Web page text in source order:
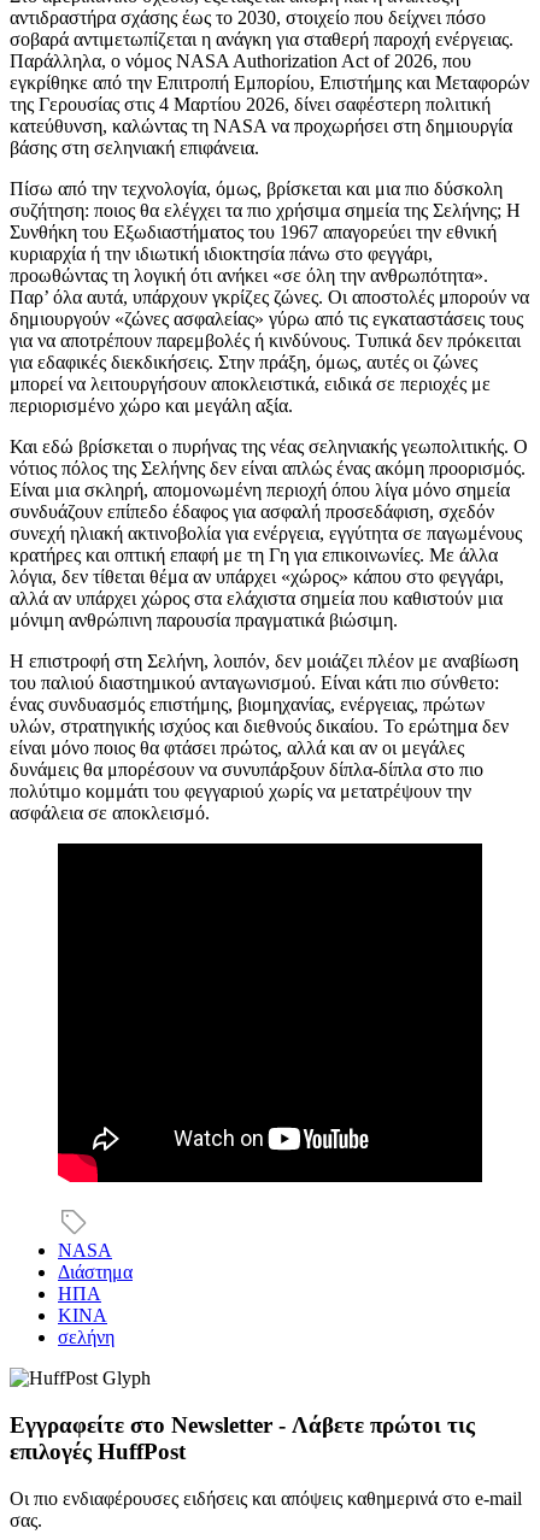
αντιδραστήρα σχάσης έως το 2030, στοιχείο που δείχνει πόσο
σοβαρά αντιμετωπίζεται η ανάγκη για σταθερή παροχή ενέργειας.
Παράλληλα, ο νόμος NASA Authorization Act of 2026, που
εγκρίθηκε από την Επιτροπή Εμπορίου, Επιστήμης και Μεταφορών
της Γερουσίας στις 4 Μαρτίου 2026, δίνει σαφέστερη πολιτική
κατεύθυνση, καλώντας τη NASA να προχωρήσει στη δημιουργία
βάσης στη σεληνιακή επιφάνεια.
Πίσω από την τεχνολογία, όμως, βρίσκεται και μια πιο δύσκολη
συζήτηση: ποιος θα ελέγχει τα πιο χρήσιμα σημεία της Σελήνης; Η
Συνθήκη του Εξωδιαστήματος του 1967 απαγορεύει την εθνική
κυριαρχία ή την ιδιωτική ιδιοκτησία πάνω στο φεγγάρι,
προωθώντας τη λογική ότι ανήκει «σε όλη την ανθρωπότητα».
Παρ’ όλα αυτά, υπάρχουν γκρίζες ζώνες. Οι αποστολές μπορούν να
δημιουργούν «ζώνες ασφαλείας» γύρω από τις εγκαταστάσεις τους
για να αποτρέπουν παρεμβολές ή κινδύνους. Τυπικά δεν πρόκειται
για εδαφικές διεκδικήσεις. Στην πράξη, όμως, αυτές οι ζώνες
μπορεί να λειτουργήσουν αποκλειστικά, ειδικά σε περιοχές με
περιορισμένο χώρο και μεγάλη αξία.
Και εδώ βρίσκεται ο πυρήνας της νέας σεληνιακής γεωπολιτικής. Ο
νότιος πόλος της Σελήνης δεν είναι απλώς ένας ακόμη προορισμός.
Είναι μια σκληρή, απομονωμένη περιοχή όπου λίγα μόνο σημεία
συνδυάζουν επίπεδο έδαφος για ασφαλή προσεδάφιση, σχεδόν
συνεχή ηλιακή ακτινοβολία για ενέργεια, εγγύτητα σε παγωμένους
κρατήρες και οπτική επαφή με τη Γη για επικοινωνίες. Με άλλα
λόγια, δεν τίθεται θέμα αν υπάρχει «χώρος» κάπου στο φεγγάρι,
αλλά αν υπάρχει χώρος στα ελάχιστα σημεία που καθιστούν μια
μόνιμη ανθρώπινη παρουσία πραγματικά βιώσιμη.
Η επιστροφή στη Σελήνη, λοιπόν, δεν μοιάζει πλέον με αναβίωση
του παλιού διαστημικού ανταγωνισμού. Είναι κάτι πιο σύνθετο:
ένας συνδυασμός επιστήμης, βιομηχανίας, ενέργειας, πρώτων
υλών, στρατηγικής ισχύος και διεθνούς δικαίου. Το ερώτημα δεν
είναι μόνο ποιος θα φτάσει πρώτος, αλλά και αν οι μεγάλες
δυνάμεις θα μπορέσουν να συνυπάρξουν δίπλα-δίπλα στο πιο
πολύτιμο κομμάτι του φεγγαριού χωρίς να μετατρέψουν την
ασφάλεια σε αποκλεισμό.
NASA
Διάστημα
ΗΠΑ
ΚΙΝΑ
σελήνη
Εγγραφείτε στο Newsletter - Λάβετε πρώτοι τις
επιλογές HuffPost
Οι πιο ενδιαφέρουσες ειδήσεις και απόψεις καθημερινά στο e-mail
σας.